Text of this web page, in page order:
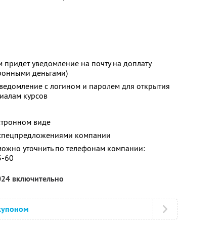
придет уведомление на почту на доплату
деньгами)
с логином и паролем для открытия
курсов
виде
компании
уточнить по телефонам компании:
60
включительно